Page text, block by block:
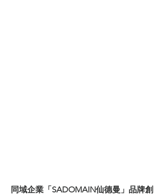
同域企業「SADOMAIN仙德曼」品牌創